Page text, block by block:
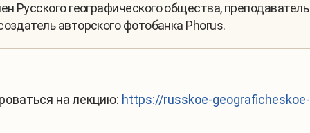
Русского географического общества, преподаватель
авторского фотобанка Phorus.
на лекцию: https://russkoe-geograficheskoe-